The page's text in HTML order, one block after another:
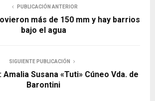
PUBLICACIÓN ANTERIOR
más de 150 mm y hay barrios
bajo el agua
SIGUIENTE PUBLICACIÓN
Susana «Tuti» Cúneo Vda. de
Barontini